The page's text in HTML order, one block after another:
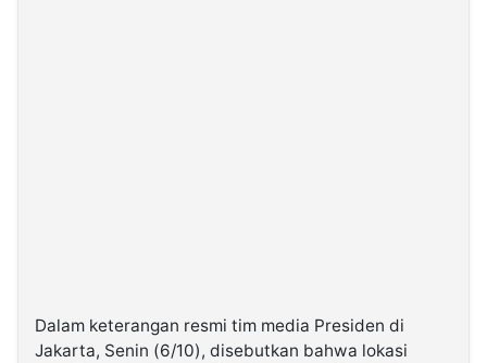
Dalam keterangan resmi tim media Presiden di
Jakarta, Senin (6/10), disebutkan bahwa lokasi